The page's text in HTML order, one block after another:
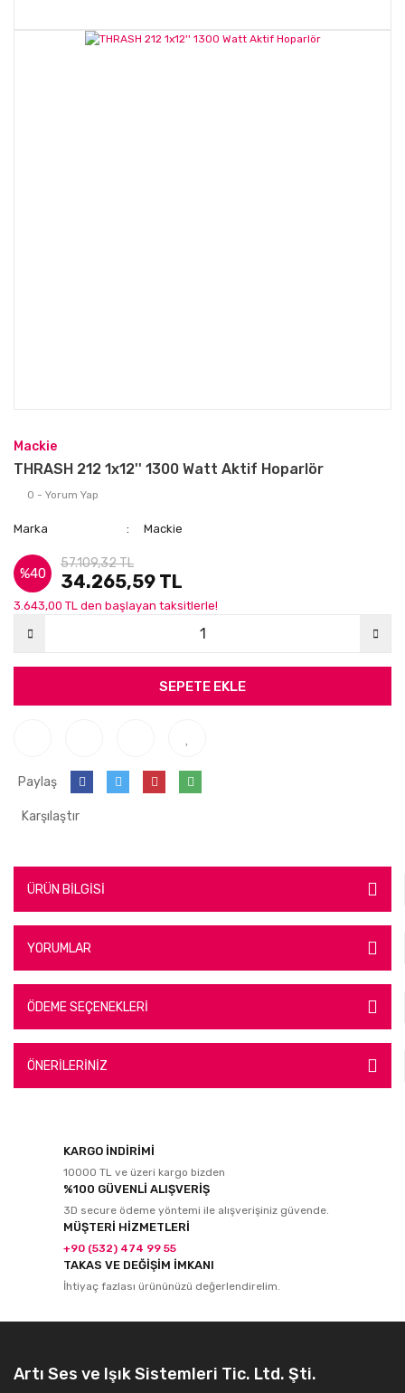
Mackie
THRASH 212 1x12'' 1300 Watt Aktif Hoparlör
0 - Yorum Yap
Marka Mackie
%40
57.109,32 TL
34.265,59 TL
3.643,00 TL den başlayan taksitlerle!
SEPETE EKLE
Paylaş
Karşılaştır
ÜRÜN BİLGİSİ
YORUMLAR
ÖDEME SEÇENEKLERİ
ÖNERİLERİNİZ
KARGO İNDİRİMİ
10000 TL ve üzeri kargo bizden
%100 GÜVENLİ ALIŞVERİŞ
3D secure ödeme yöntemi ile alışverişiniz güvende.
MÜŞTERİ HİZMETLERİ
+90 (532) 474 99 55
TAKAS VE DEĞİŞİM İMKANI
İhtiyaç fazlası ürününüzü değerlendirelim.
Artı Ses ve Işık Sistemleri Tic. Ltd. Şti.